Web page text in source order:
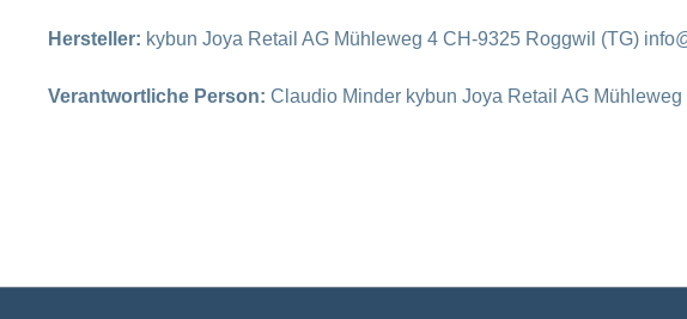
Hersteller: kybun Joya Retail AG Mühleweg 4 CH-9325 Roggwil (TG)
Verantwortliche Person: Claudio Minder kybun Joya Retail AG